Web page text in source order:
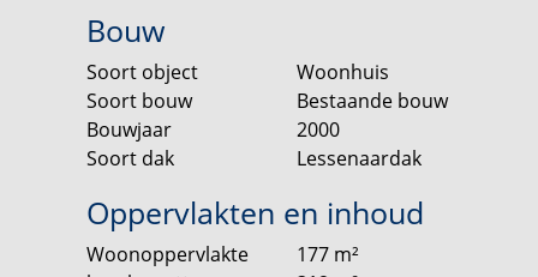
multifunctionele ruimte en een zeer ruime zolder
uitzondering van de multifunctionele ruimte –
met een fraaie PVC- visgraatvloer. Dankzij de
beglazing beschikt de woning over energielabel B.
Bijzonderheden
- Vrijstaand geschakelde woning met ruime
Bouw
Soort object
Woonhuis
Soort bouw
Bestaande bouw
Bouwjaar
2000
Soort dak
Lessenaardak
Oppervlakten en inhoud
Woonoppervlakte 177 m²